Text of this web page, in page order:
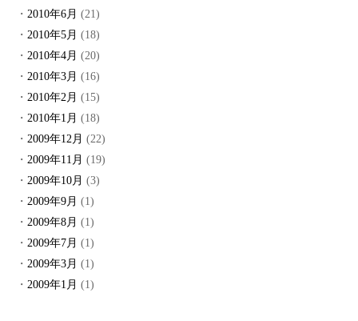
2010年6月 (21)
2010年5月 (18)
2010年4月 (20)
2010年3月 (16)
2010年2月 (15)
2010年1月 (18)
2009年12月 (22)
2009年11月 (19)
2009年10月 (3)
2009年9月 (1)
2009年8月 (1)
2009年7月 (1)
2009年3月 (1)
2009年1月 (1)